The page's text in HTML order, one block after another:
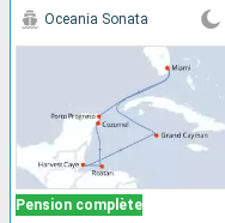
Pension complète
Oceania Sonata